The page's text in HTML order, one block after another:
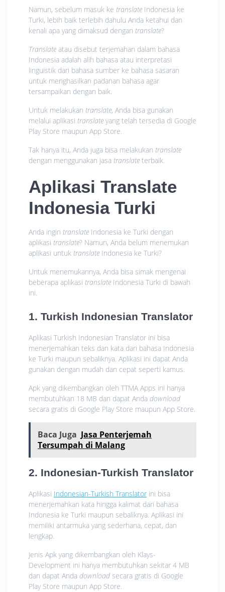
Namun, sebelum masuk ke translate Indonesia ke
Turki, lebih baik terlebih dahulu Anda ketahui dan
kenali apa yang dimaksud dengan translate?
Translate atau disebut terjemahan dalam bahasa
Indonesia adalah alih bahasa atau interpretasi
linguistik dari bahasa sumber ke bahasa sasaran
untuk menghasilkan padanan bahasa agar
tersampaikan dengan baik.
Untuk melakukan translate, Anda bisa gunakan
melalui aplikasi translate yang telah tersedia di Google
Play Store maupun App Store.
Tak hanya itu, Anda juga bisa melakukan translate
dengan menggunakan jasa translate terbaik.
Aplikasi Translate
Indonesia Turki
Anda ingin translate Indonesia ke Turki dengan
aplikasi translate? Namun, Anda belum menemukan
aplikasi untuk translate Indonesia ke Turki?
Untuk menemukannya, Anda bisa simak mengenai
beberapa aplikasi translate Indonesia Turki di bawah
ini.
1. Turkish Indonesian Translator
Aplikasi Turkish Indonesian Translator ini bisa
menerjemahkan teks dan kata dari bahasa Indonesia
ke Turki maupun sebaliknya. Aplikasi ini dapat Anda
gunakan dengan mudah dan cepat seperti kamus.
Apk yang dikembangkan oleh TTMA Apps ini hanya
membutuhkan 18 MB dan dapat Anda download
secara gratis di Google Play Store maupun App Store.
Baca Juga Jasa Penterjemah
Tersumpah di Malang
2. Indonesian-Turkish Translator
Aplikasi Indonesian-Turkish Translator ini bisa
menerjemahkan kata hingga kalimat dari bahasa
Indonesia ke Turki maupun sebaliknya. Aplikasi ini
memiliki antarmuka yang sederhana, cepat, dan
lengkap.
Jenis Apk yang dikembangkan oleh Klays-
Development ini hanya membutuhkan sekitar 4 MB
dan dapat Anda download secara gratis di Google
Play Store maupun App Store.